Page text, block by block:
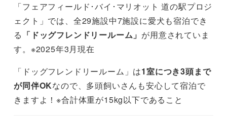
「フェアフィールド･バイ･マリオット 道の駅プロジ
ェクト」では、全29施設中7施設に愛犬も宿泊でき
る 「ドッグフレンドリールーム」 が用意されていま
す。※2025年3月現在
「ドッグフレンドリールーム」は1室につき3頭まで
が同伴OKなので、多頭飼いさんも安心して宿泊で
きますよ！※合計体重が15kg以下であること